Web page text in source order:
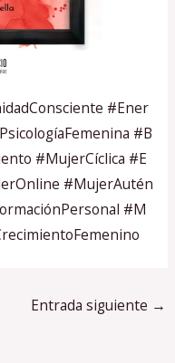
#Ener
#B
#MujerCíclica #E
#MujerAutén
#M
Entrada siguiente →